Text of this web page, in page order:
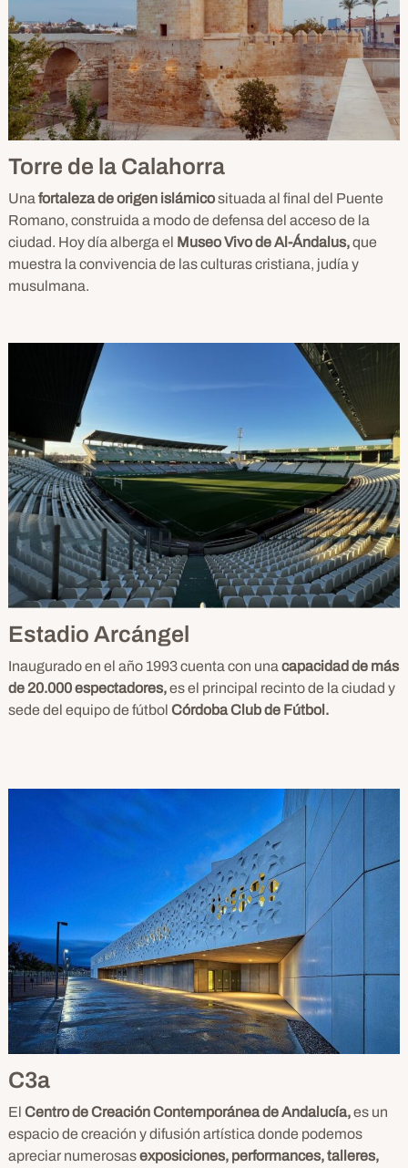
Torre de la Calahorra
Una fortaleza de origen islámicosituada al final del Puente
Romano, construida a modo de defensa del acceso de la
ciudad. Hoy día alberga el Museo Vivo de Al-Ándalus,que
muestra la convivencia de las culturas cristiana, judía y
musulmana.
Estadio Arcángel
Inaugurado en el año 1993 cuenta con una capacidad de más
de 20.000 espectadores,es el principal recinto de la ciudad y
sede del equipo de fútbol Córdoba Club de Fútbol.
C3a
El Centro de Creación Contemporánea de Andalucía,es un
espacio de creación y difusión artística donde podemos
apreciar numerosasexposiciones, performances, talleres,